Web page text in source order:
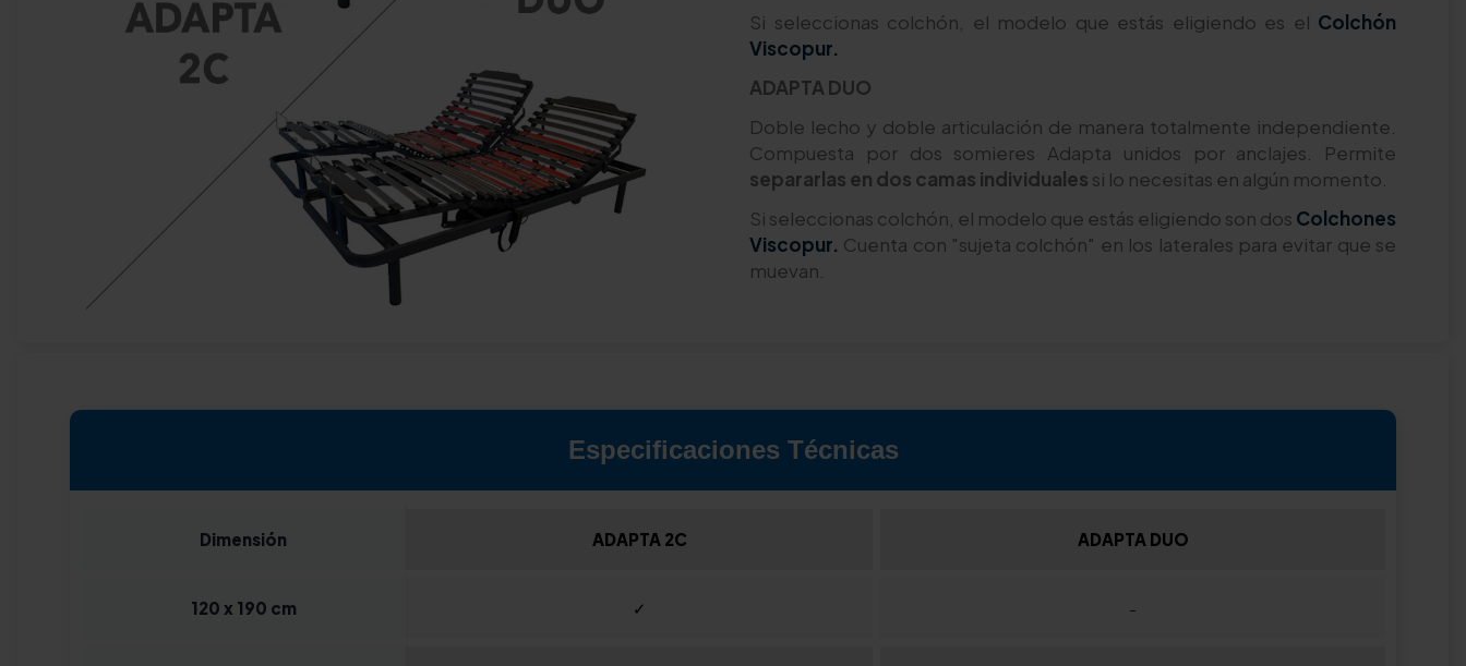
Si seleccionas colchón, el modelo que estás eligiendo es el Colchón
Viscopur.
ADAPTA DUO
Doble lecho y doble articulación de manera totalmente independiente.
Compuesta por dos somieres Adapta unidos por anclajes. Permite
separarlas en dos camas individuales si lo necesitas en algún momento.
Si seleccionas colchón, el modelo que estás eligiendo son dos Colchones
Viscopur. Cuenta con "sujeta colchón" en los laterales para evitar que se
muevan.
Especificaciones Técnicas
Dimensión ADAPTA 2C ADAPTA DUO
120 x 190 cm ✓ -